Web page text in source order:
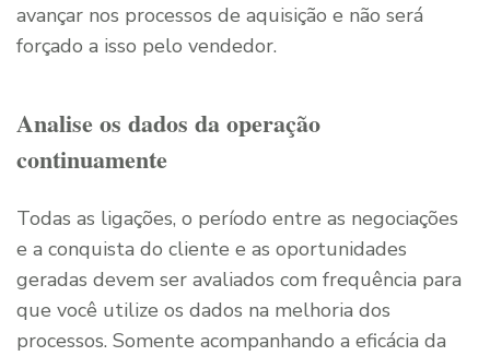
avançar nos processos de aquisição e não será
forçado a isso pelo vendedor.
Analise os dados da operação
continuamente
Todas as ligações, o período entre as negociações
e a conquista do cliente e as oportunidades
geradas devem ser avaliados com frequência para
que você utilize os dados na melhoria dos
processos. Somente acompanhando a eficácia da